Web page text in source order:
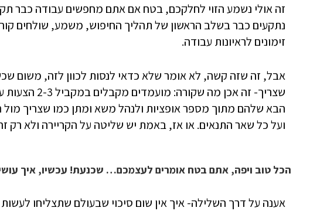
זה אולי נשמע הזוי לחלקכם, בטח אם אתם מחפשים עבודה כבר
נתקעים כבר בשלב הראשון של תהליך החיפוש, משמע, שולחים
זימונים לראיונות עבודה.
אבל, זה שזה קשה, לא אומר שלא כדאי לנסות לכוון לזה, משום
שצריך- זה אכן
הבא שלהם מתוך מספר אופציות ולנהל משא ומתן כמו שצריך
ועל כל שאר התנאים. או אז, באמת יש שליטה על הקריירה ולא רק
הכל טוב ויפה, אתם בטח אומרים לעצמכם… שכנעת! עכשיו, איך
אענה על דרך השלילה- איך אין שום סיכוי שבעולם שתצליחו